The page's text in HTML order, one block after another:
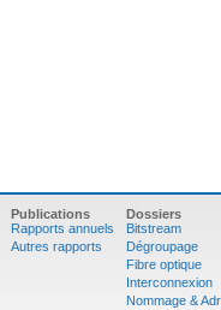
Publications
Rapports annuels
Autres rapports
Dossiers
Bitstream
Dégroupage
Fibre optique
Interconnexion
Nommage &